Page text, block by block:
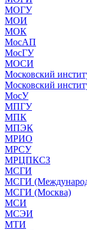
МОГУ
МОИ
МОК
МосАП
МосГУ
МОСИ
Московский
Московский
МосУ
МПГУ
МПК
МПЭК
МРИО
МРСУ
МРЦПКСЗ
МСГИ
МСГИ
МСГИ (Москва)
МСИ
МСЭИ
МТИ